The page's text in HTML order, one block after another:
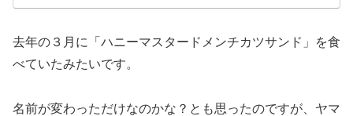
去年の３月に「ハニーマスタードメンチカツサンド」を食
べていたみたいです。
名前が変わっただけなのかな？とも思ったのですが、ヤマ